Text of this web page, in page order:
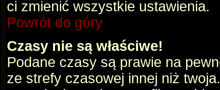
ci zmienić wszystkie ustawienia.
Powrót do góry
Czasy nie są właściwe!
Podane czasy są prawie na
ze strefy czasowej innej niż